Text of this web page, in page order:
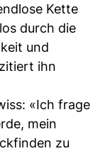
Kette
durch die
und
ihn
«Ich frage
mein
zu